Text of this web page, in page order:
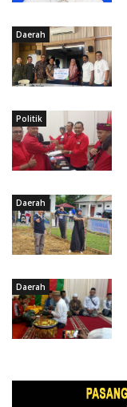
Daerah
Politik
Daerah
Daerah